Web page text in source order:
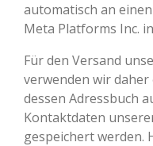
automatisch an
Meta Platforms Inc.
Für den Versand
verwenden wir
dessen Adressbuch
Kontaktdaten
gespeichert werden.